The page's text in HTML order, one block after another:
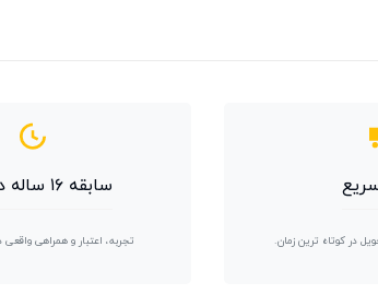
در کوتاه ترین زمان.
سابقه ۱۶ ساله در بانه
تجربه، اعتبار و همراهی